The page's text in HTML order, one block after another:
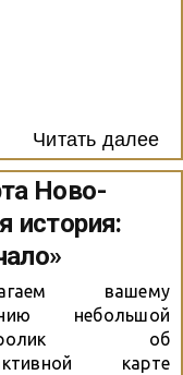
Читать далее
Ново-
история:
вашему
небольшой
об
карте